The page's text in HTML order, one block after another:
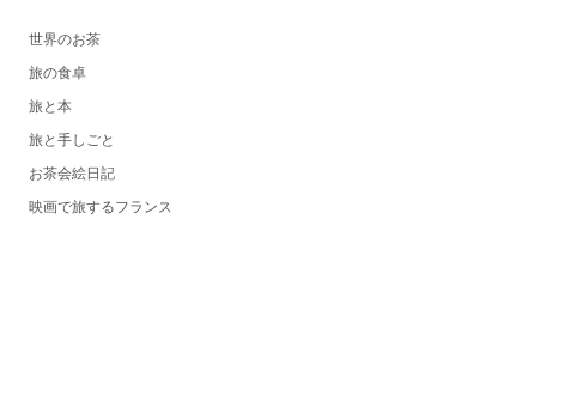
世界のお茶
旅の食卓
旅と本
旅と手しごと
お茶会絵日記
映画で旅するフランス